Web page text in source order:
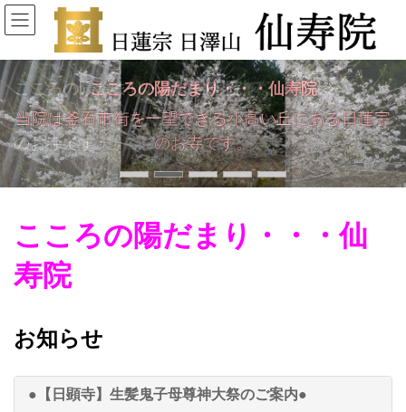
コ
ン
ン
ツ
へ
ス
キ
ッ
プ
ナ
ビ
ー
シ
ョ
ン
に
移
動
こころの陽だまり・・・仙寿院
当院は釜石市街を一望できる小高い丘にある日蓮宗
のお寺です。
こころの陽だまり・・・仙寿院
当院は釜石市街を一望できる小高い丘にある日蓮宗
のお寺です。
こころの陽だまり・・・仙寿院
当院は釜石市街を一望できる小高い丘にある日蓮宗
のお寺です。
こころの陽だまり・・・仙寿院
当院は釜石市街を一望できる小高い丘にある日蓮宗
のお寺です。
こころの陽だまり・・・仙寿院
当院は釜石市街を一望できる小高い丘にある日蓮宗
のお寺です。
こころの陽だまり・・・仙
寿院
お知らせ
●【日顕寺】生髪鬼子母尊神大祭のご案内●